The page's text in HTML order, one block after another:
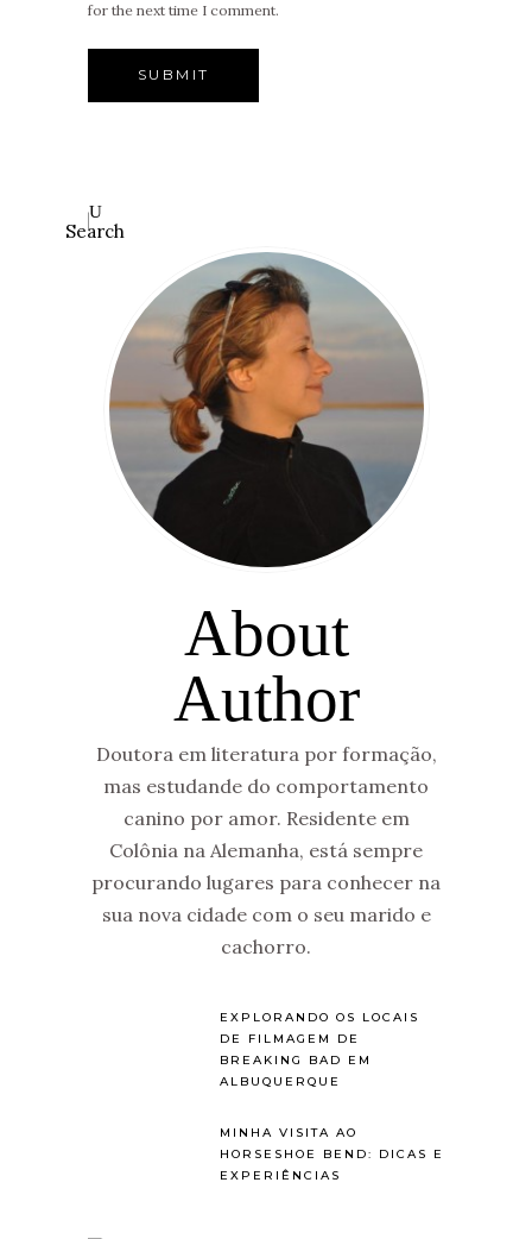
for the next time I comment.
Search
About
Author
Doutora em literatura por formação,
mas estudande do comportamento
canino por amor. Residente em
Colônia na Alemanha, está sempre
procurando lugares para conhecer na
sua nova cidade com o seu marido e
cachorro.
EXPLORANDO OS LOCAIS
DE FILMAGEM DE
BREAKING BAD EM
ALBUQUERQUE
MINHA VISITA AO
HORSESHOE BEND: DICAS E
EXPERIÊNCIAS